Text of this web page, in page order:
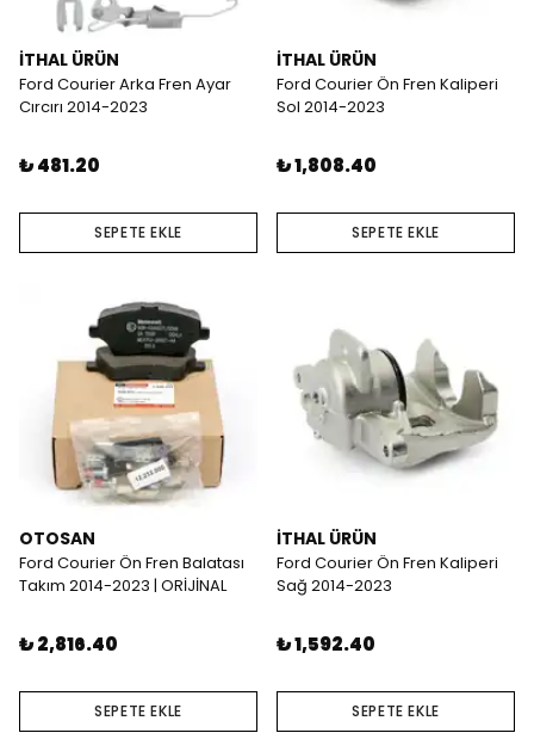
İTHAL ÜRÜN
Ford Courier Arka Fren Ayar
Cırcırı 2014-2023
₺ 481.20
SEPETE EKLE
İTHAL ÜRÜN
Ford Courier Ön Fren Kaliperi
Sol 2014-2023
₺ 1,808.40
SEPETE EKLE
OTOSAN
Ford Courier Ön Fren Balatası
Takım 2014-2023 | ORİJİNAL
₺ 2,816.40
SEPETE EKLE
İTHAL ÜRÜN
Ford Courier Ön Fren Kaliperi
Sağ 2014-2023
₺ 1,592.40
SEPETE EKLE